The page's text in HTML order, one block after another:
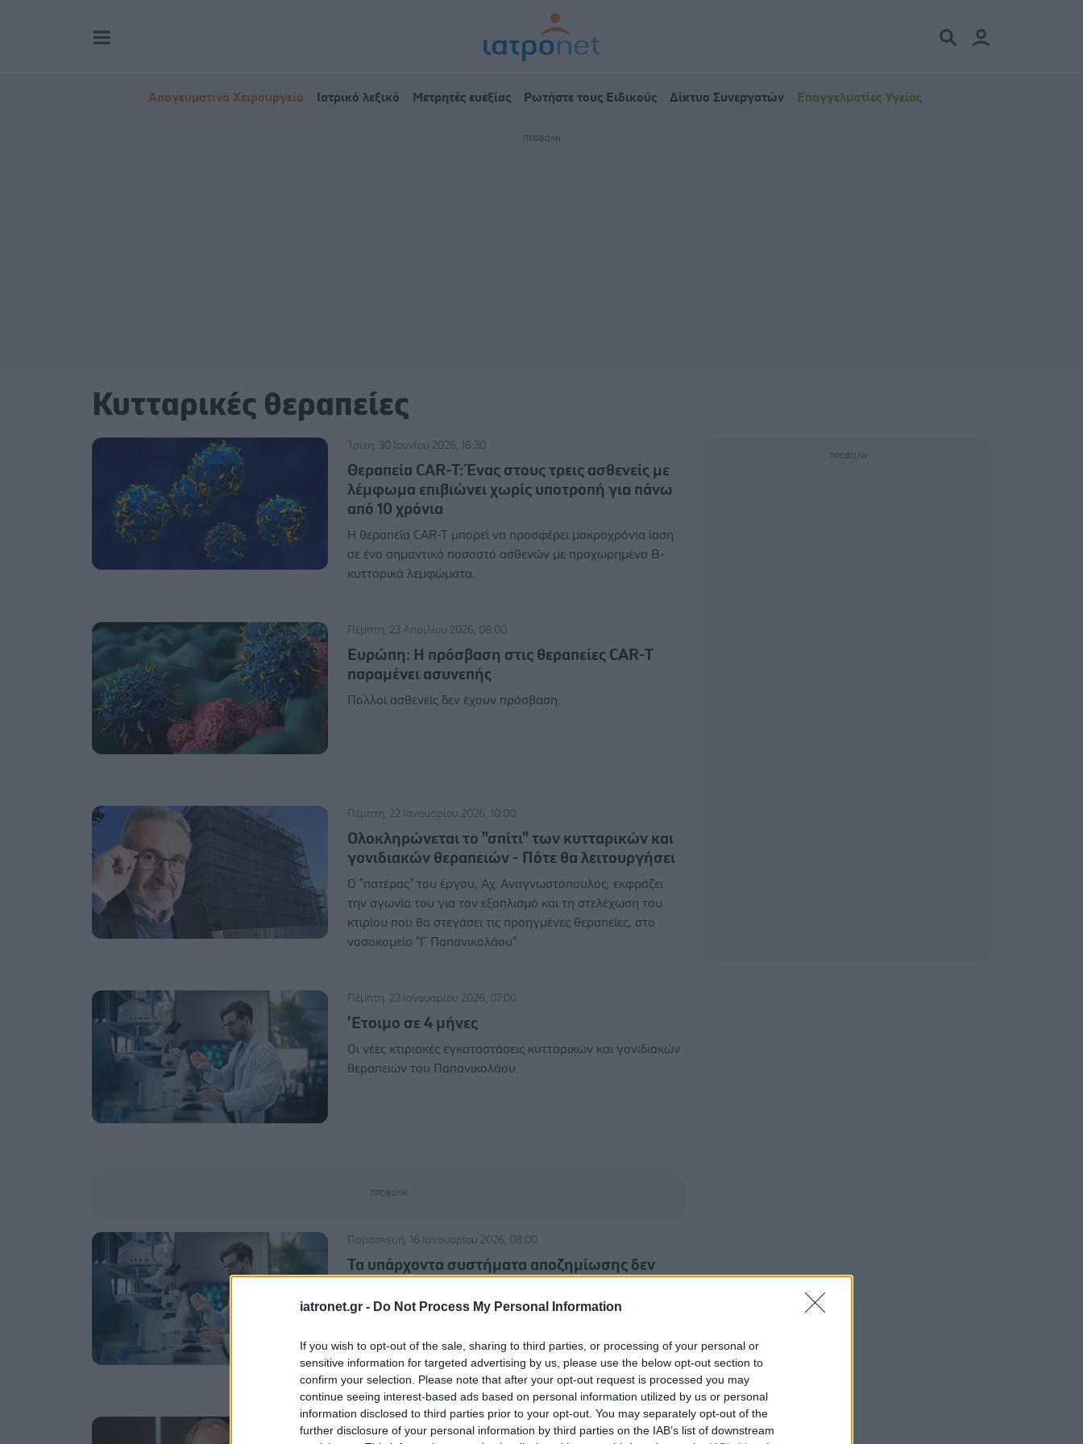
iatronet.gr - Do Not Process My Personal Information
If you wish to opt-out of the sale, sharing to third parties, or processing of your personal or
sensitive information for targeted advertising by us, please use the below opt-out section to
confirm your selection. Please note that after your opt-out request is processed you may
continue seeing interest-based ads based on personal information utilized by us or personal
information disclosed to third parties prior to your opt-out. You may separately opt-out of the
further disclosure of your personal information by third parties on the IAB’s list of downstream
Απογευματινά Χειρουργεία Ιατρικό λεξικό Μετρητές ευεξίας Ρωτήστε τους Ειδικούς Δίκτυο Συνεργατών Επαγγελματίες Υγείας
Κυτταρικές θεραπείες
Τρίτη, 30 Ιουνίου 2026, 16:30
Θεραπεία CAR-T: Ένας στους τρεις ασθενείς με
λέμφωμα επιβιώνει χωρίς υποτροπή για πάνω
από 10 χρόνια
Η θεραπεία CAR-T μπορεί να προσφέρει μακροχρόνια ίαση
σε ένα σημαντικό ποσοστό ασθενών με προχωρημένα Β-
κυτταρικά λεμφώματα.
Πέμπτη, 23 Απριλίου 2026, 08:00
Eυρώπη: Η πρόσβαση στις θεραπείες CAR-T
παραμένει ασυνεπής
Πολλοί ασθενείς δεν έχουν πρόσβαση.
Πέμπτη, 22 Ιανουαρίου 2026, 10:00
Ολοκληρώνεται το "σπίτι" των κυτταρικών και
γονιδιακών θεραπειών - Πότε θα λειτουργήσει
Ο "πατέρας" του έργου, Αχ. Αναγνωστόπουλος, εκφράζει
την αγωνία του για τον εξοπλισμό και τη στελέχωση του
κτιρίου που θα στεγάσει τις προηγμένες θεραπείες, στο
νοσοκομείο "Γ. Παπανικολάου".
Πέμπτη, 22 Ιανουαρίου 2026, 07:00
'Eτοιμο σε 4 μήνες
Οι νέες κτιριακές εγκαταστάσεις κυτταρικών και γονιδιακών
θεραπειών του Παπανικολάου.
Παρασκευή, 16 Ιανουαρίου 2026, 08:00
Τα υπάρχοντα συστήματα αποζημίωσης δεν
θεραπείες
Τετάρτη, 24 Δεκεμβρίου 2025, 09:00